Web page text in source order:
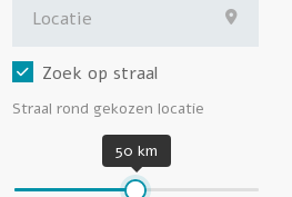
Zoek op straal
Straal rond gekozen locatie
50 km